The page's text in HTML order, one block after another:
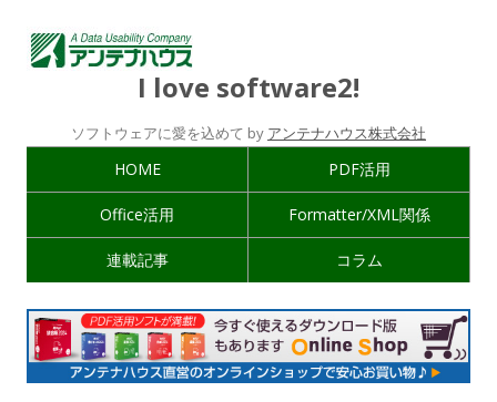
I love software2!
ソフトウェアに愛を込めて by アンテナハウス株式会社
HOME PDF活用
Office活用 Formatter/XML関係
連載記事 コラム